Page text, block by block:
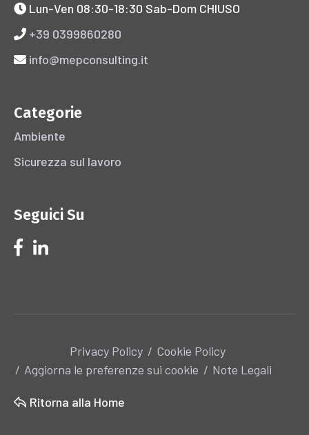
Lun-Ven 08:30-18:30 Sab-Dom CHIUSO
+39 0399860280
info@mepconsulting.it
Categorie
Ambiente
Sicurezza sul lavoro
Seguici Su
Privacy Policy
Cookie Policy
Aggiorna le preferenze sui cookie
Note Legali
Ritorna alla Home